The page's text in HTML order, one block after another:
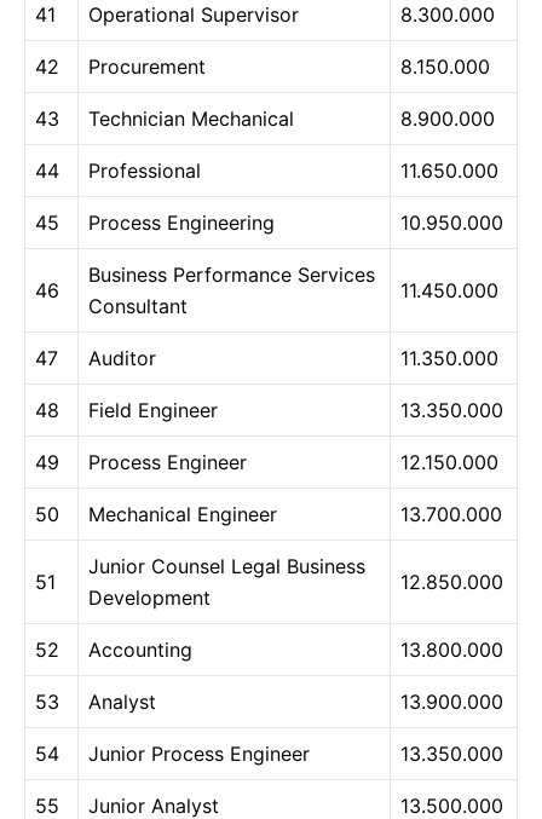
41 Operational Supervisor 8.300.000
42 Procurement 8.150.000
43 Technician Mechanical 8.900.000
44 Professional 11.650.000
45 Process Engineering 10.950.000
46
Business Performance Services
Consultant
11.450.000
47 Auditor 11.350.000
48 Field Engineer 13.350.000
49 Process Engineer 12.150.000
50 Mechanical Engineer 13.700.000
51
Junior Counsel Legal Business
Development
12.850.000
52 Accounting 13.800.000
53 Analyst 13.900.000
54 Junior Process Engineer 13.350.000
55 Junior Analyst 13.500.000